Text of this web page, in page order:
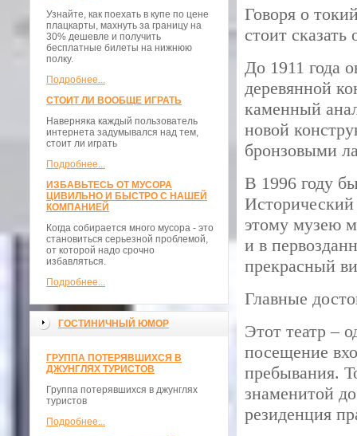
Узнайте, как поехать в купе по цене
плацкарты, махнуть за границу на
30% дешевле и получить
бесплатные билеты на нижнюю
полку.
Подробнее...
СТОИТ ЛИ ВООБЩЕ ИГРАТЬ
Наверняка каждый пользователь
интернета задумывался над тем,
стоит ли играть
Подробнее...
ИЗБАВЬТЕСЬ ОТ МУСОРА
ЦИВИЛЬНО И БЫСТРО С НАШЕЙ
КОМПАНИЕЙ
Когда собирается много мусора - это
становиться серьезной проблемой,
от которой надо срочно
избавляться.
Подробнее...
ГОСТИНИЧНЫЙ ЮМОР
ГРУППА ПОТЕРЯВШИХСЯ В
ДЖУНГЛЯХ ТУРИСТОВ
Группа потерявшихся в джунглях
туристов
Подробнее...
Говоря о
стоит
До 1911 года
деревянной
каменный
новой
бронзовыми
В 1996 году
этому музею
и в
прекрасный
Главные
Этот театр –
посещение
пребывания.
знаменитой
резиденция